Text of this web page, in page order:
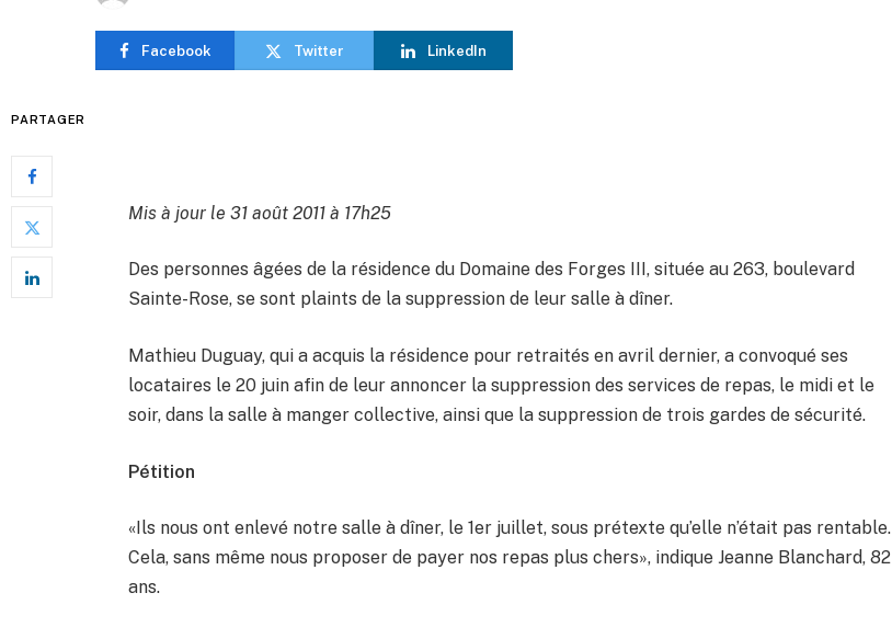
Facebook Twitter LinkedIn
PARTAGER
Mis à jour le 31 août 2011 à 17h25
Des personnes âgées de la résidence du Domaine des Forges III, située au 263, boulevard
Sainte-Rose, se sont plaints de la suppression de leur salle à dîner.
Mathieu Duguay, qui a acquis la résidence pour retraités en avril dernier, a convoqué ses
locataires le 20 juin afin de leur annoncer la suppression des services de repas, le midi et le
soir, dans la salle à manger collective, ainsi que la suppression de trois gardes de sécurité.
Pétition
«Ils nous ont enlevé notre salle à dîner, le 1er juillet, sous prétexte qu’elle n’était pas rentable.
Cela, sans même nous proposer de payer nos repas plus chers», indique Jeanne Blanchard, 82
ans.